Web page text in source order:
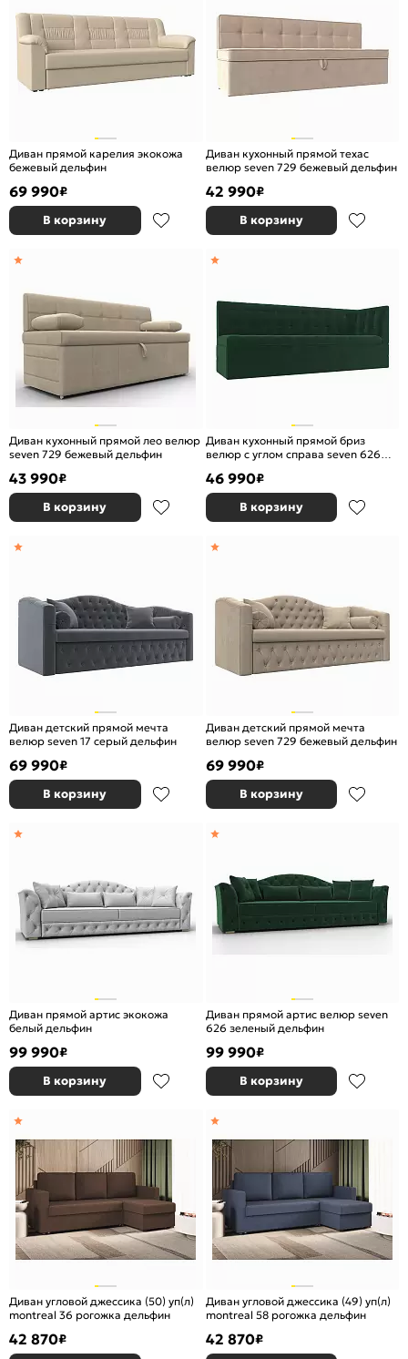
Диван прямой карелия экокожа
бежевый дельфин
69 990₽
В корзину
Диван кухонный прямой техас
велюр seven 729 бежевый дельфин
42 990₽
В корзину
Диван кухонный прямой лео велюр
seven 729 бежевый дельфин
43 990₽
В корзину
Диван кухонный прямой бриз
велюр с углом справа seven 626
46 990₽
В корзину
Диван детский прямой мечта
велюр seven 17 серый дельфин
69 990₽
В корзину
Диван детский прямой мечта
велюр seven 729 бежевый дельфин
69 990₽
В корзину
Диван прямой артис экокожа
белый дельфин
99 990₽
В корзину
Диван прямой артис велюр seven
626 зеленый дельфин
99 990₽
В корзину
Диван угловой джессика (50) уп(л)
montreal 36 рогожка дельфин
42 870₽
Диван угловой джессика (49) уп(л)
montreal 58 рогожка дельфин
42 870₽